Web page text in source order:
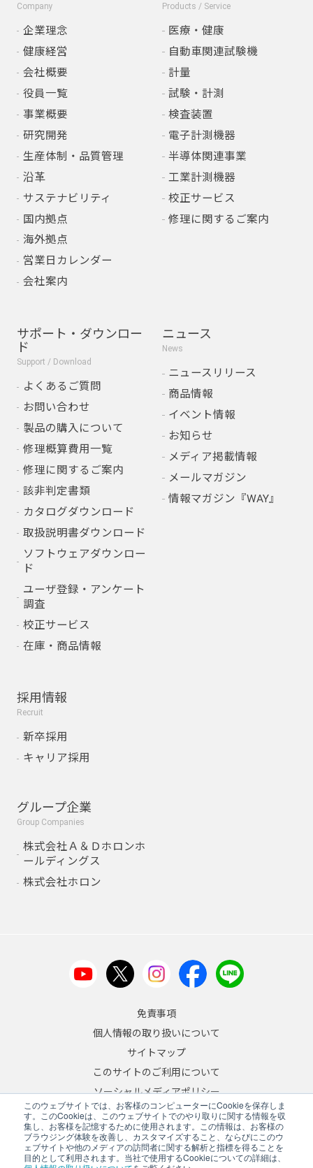
このウェブサイトでは、お客様のコンピューターにCookieを保存しま
す。このCookieは、このウェブサイトでのやり取りに関する情報を収
集し、お客様を記憶するために使用されます。この情報は、お客様の
ブラウジング体験を改善し、カスタマイズすること、ならびにこのウ
ェブサイトや他のメディアの訪問者に関する解析と指標を得ることを
目的として利用されます。当社で使用するCookieについての詳細は、
Company
企業理念
健康経営
会社概要
役員一覧
事業概要
研究開発
生産体制・品質管理
沿革
サステナビリティ
国内拠点
海外拠点
営業日カレンダー
会社案内
Products / Service
医療・健康
自動車関連試験機
計量
試験・計測
検査装置
電子計測機器
半導体関連事業
工業計測機器
校正サービス
修理に関するご案内
サポート・ダウンロー
ド
Support / Download
よくあるご質問
お問い合わせ
製品の購入について
修理概算費用一覧
修理に関するご案内
該非判定書類
カタログダウンロード
取扱説明書ダウンロード
ソフトウェアダウンロー
ド
ユーザ登録・アンケート
調査
校正サービス
在庫・商品情報
ニュース
News
ニュースリリース
商品情報
イベント情報
お知らせ
メディア掲載情報
メールマガジン
情報マガジン『WAY』
採用情報
Recruit
新卒採用
キャリア採用
グループ企業
Group Companies
株式会社Ａ＆Ｄホロンホ
ールディングス
株式会社ホロン
免責事項
個人情報の取り扱いについて
サイトマップ
このサイトのご利用について
ソーシャルメディアポリシー
反社会的勢力への対応について
JA/EN
Copyright © 2026 A&D Company, Limited